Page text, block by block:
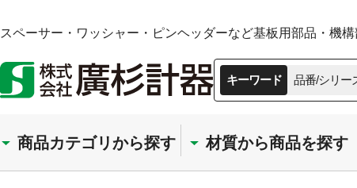
スペーサー・ワッシャー・ピンヘッダーなど基板用部品・機
キーワード 品番/シリー
商品カテゴリから探す 材質から商品を探す